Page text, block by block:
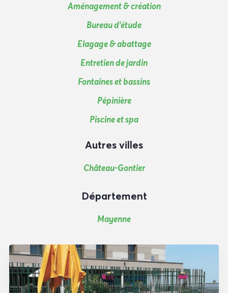
Aménagement & création
Bureau d'étude
Elagage & abattage
Entretien de jardin
Fontaines et bassins
Pépinière
Piscine et spa
Autres villes
Château-Gontier
Département
Mayenne